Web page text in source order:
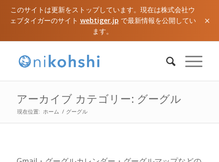
このサイトは更新をストップしています。現在は株式会社ウ
ェブタイガーのサイト webtiger.jp で最新情報を公開してい
ます。
×
アーカイブ カテゴリー: グーグル
現在位置: ホーム / グーグル